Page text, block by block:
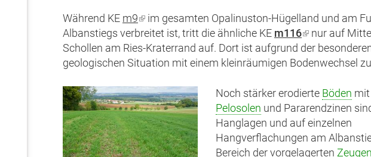
extern)
Während KE m9(Link
ist
extern)
im gesamten Opalinuston-Hügelland und am
Albanstiegs verbreitet ist, tritt die ähnliche KE m116(Link
ist
extern)
nur auf
Schollen am Ries-Kraterrand auf. Dort ist aufgrund der
geologischen Situation mit einem kleinräumigen Bodenwechsel
Noch stärker erodierte Böden mit
Pelosolen und Pararendzinen
Hanglagen und auf einzelnen
Hangverflachungen am
Bereich der vorgelagerten